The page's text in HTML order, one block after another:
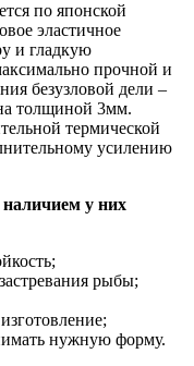
по японской
эластичное
и гладкую
прочной и
безузловой дели –
толщиной 3мм.
термической
усилению
наличием у них
рыбы;
нужную форму.